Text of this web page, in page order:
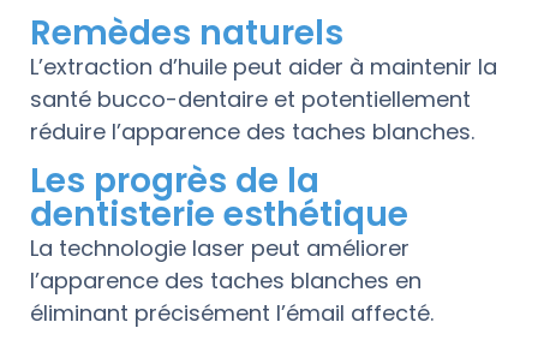
Remèdes naturels
L’extraction d’huile peut aider à maintenir la
santé bucco-dentaire et potentiellement
réduire l’apparence des taches blanches.
Les progrès de la
dentisterie esthétique
La technologie laser peut améliorer
l’apparence des taches blanches en
éliminant précisément l’émail affecté.